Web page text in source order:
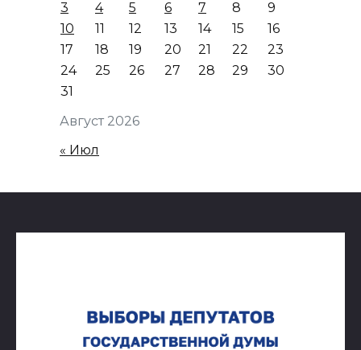
Август 2026
3
4 5 6 7 8
9
10
11 12 13 14 15
16
17
18 19 20 21 22
23
24
25 26 27 28 29
30
31
« Июл